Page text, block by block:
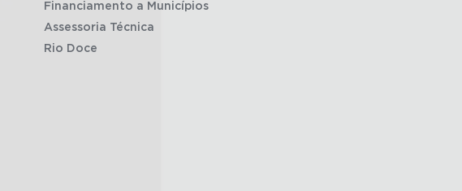
Financiamento a Municípios
Assessoria Técnica
Rio Doce